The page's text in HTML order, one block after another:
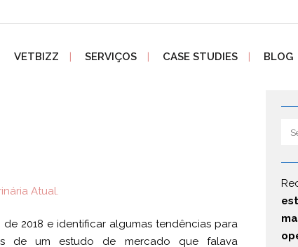
VETBIZZ SERVIÇOS CASE STUDIES BLOG
Atual.
2018 e identificar algumas tendências para
de um estudo de mercado que falava